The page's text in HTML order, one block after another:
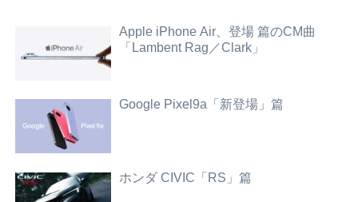
Apple iPhone Air、登場 篇のCM曲
「Lambent Rag／Clark」
Google Pixel9a「新登場」篇
ホンダ CIVIC「RS」篇